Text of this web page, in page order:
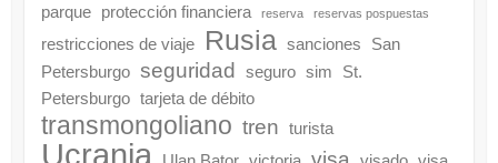
parque protección financiera reserva reservas pospuestas
restricciones de viaje Rusia sanciones
San
Petersburgo seguridad seguro sim
St.
Petersburgo tarjeta de débito
transmongoliano tren turista
Ucrania